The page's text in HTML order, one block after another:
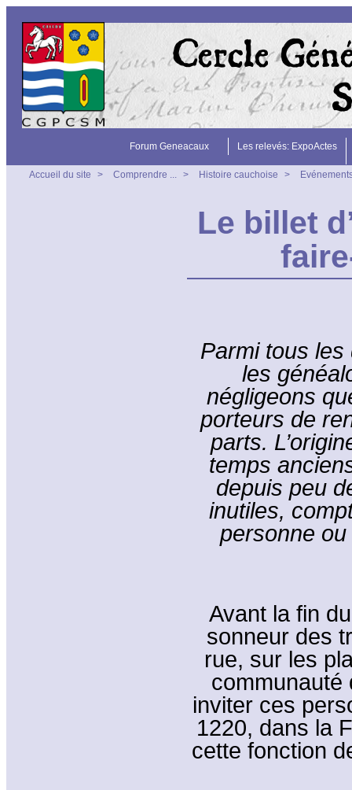
Forum Geneacaux Les relevés: ExpoActes
Accueil du site > Comprendre ... > Histoire cauchoise >
Le billet
Parmi tous
les
négligeons
porteurs de
parts.
temps
depuis peu
inutiles,
personne
Avant la fin
sonneur des
rue, sur les
communauté
inviter ces
1220, dans la
cette fonction